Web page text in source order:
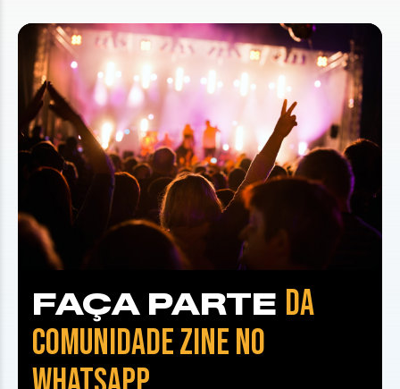
FAÇA PARTE DA
COMUNIDADE ZINE NO